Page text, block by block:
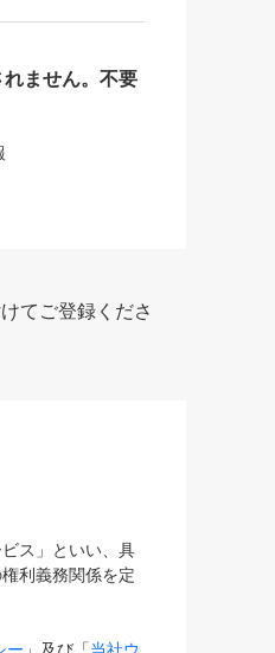
ません。不要
てご登録くださ
ス」といい、具
利義務関係を定
ー 」及び「当社ウ